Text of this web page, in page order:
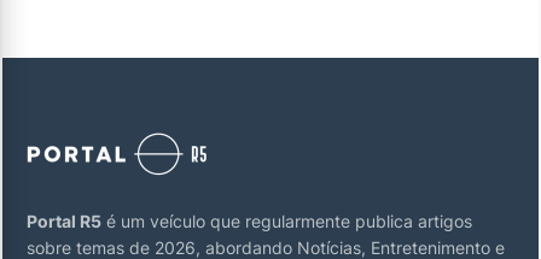
Portal R5 é um veículo que regularmente publica artigos
sobre temas de 2026, abordando Notícias, Entretenimento e